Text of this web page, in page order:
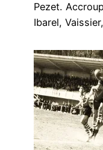
Pezet.
Ibarel,